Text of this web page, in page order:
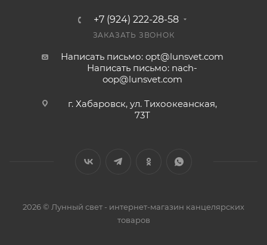
+7 (924) 222-28-58
ЗАКАЗАТЬ ЗВОНОК
Написать письмо: opt@lunsvet.com
Написать письмо: nach-
oop@lunsvet.com
г. Хабаровск, ул. Тихоокеанская,
73Т
2026 © Лунный свет - интернет-магазин канцелярских
товаров